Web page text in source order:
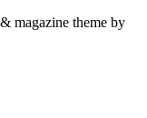
magazine theme by